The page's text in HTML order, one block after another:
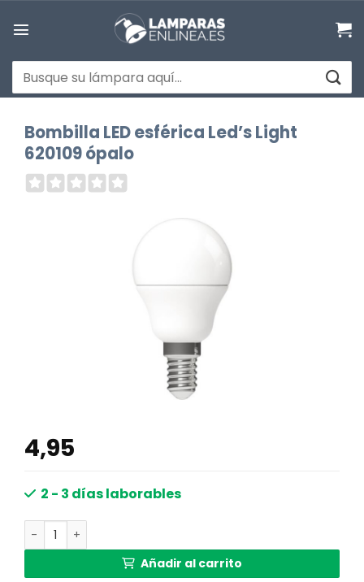
Buscar
por:
Bombilla LED esférica Led’s Light
620109 ópalo
4,95
2 - 3 días laborables
Bombilla LED esférica Led's Light 620109 ópalo cantidad
Añadir al carrito